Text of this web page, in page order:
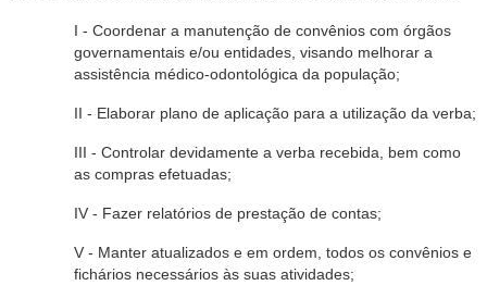
I - Coordenar a manutenção de convênios com órgãos
governamentais e/ou entidades, visando melhorar a
assistência médico-odontológica da população;
II - Elaborar plano de aplicação para a utilização da verba;
III - Controlar devidamente a verba recebida, bem como
as compras efetuadas;
IV - Fazer relatórios de prestação de contas;
V - Manter atualizados e em ordem, todos os convênios e
fichários necessários às suas atividades;